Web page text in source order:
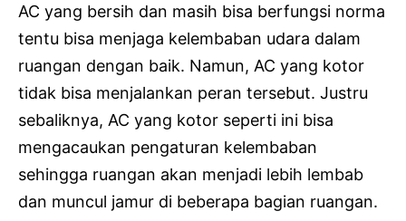
AC yang bersih dan masih bisa berfungsi norma
tentu bisa menjaga kelembaban udara dalam
ruangan dengan baik. Namun, AC yang kotor
tidak bisa menjalankan peran tersebut. Justru
sebaliknya, AC yang kotor seperti ini bisa
mengacaukan pengaturan kelembaban
sehingga ruangan akan menjadi lebih lembab
dan muncul jamur di beberapa bagian ruangan.